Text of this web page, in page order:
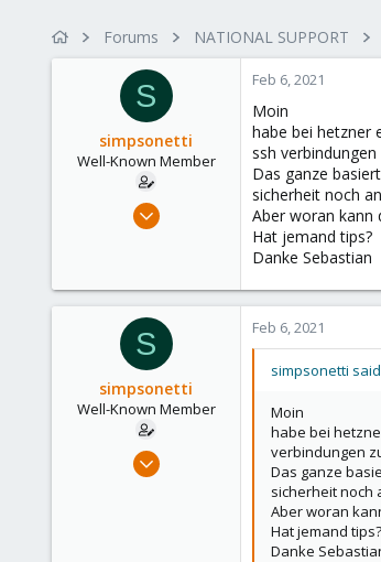
r
e
Forums NATIONAL SUPPORT
S
simpsonetti
Well-Known Member
Sep 29, 2018
58
Feb 6, 2021
Moin
habe bei hetzner
ssh
Das ganze
sicherheit noch
Aber woran kann
Hat jemand tips?
Danke Sebastian
S
simpsonetti
Well-Known Member
Sep 29, 2018
Feb 6, 2021
simpsonetti
Moin
habe bei
verbindungen
Das ganze
sicherheit noch
Aber woran
Hat jemand tips?
Danke